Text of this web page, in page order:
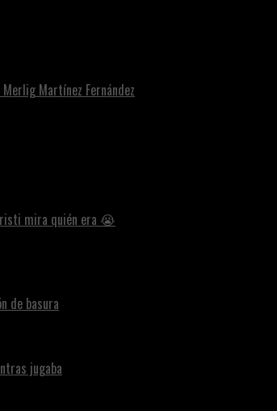
Martínez Fernández
mira quién era 😭
de basura
jugaba